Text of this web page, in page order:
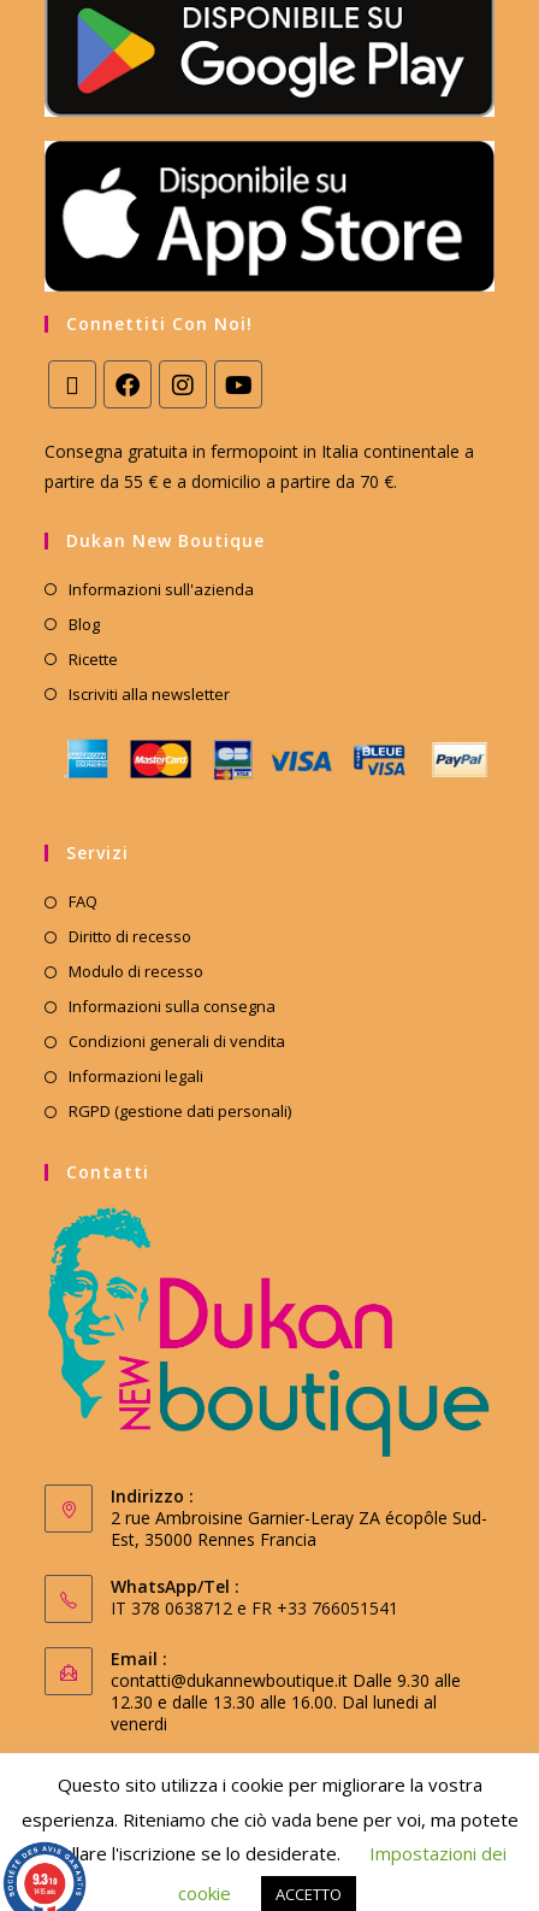
Connettiti Con Noi!
Consegna gratuita in fermopoint in Italia continentale a
partire da 55 € e a domicilio a partire da 70 €.
Dukan New Boutique
Informazioni sull'azienda
Blog
Ricette
Iscriviti alla newsletter
Servizi
FAQ
Diritto di recesso
Modulo di recesso
Informazioni sulla consegna
Condizioni generali di vendita
Informazioni legali
RGPD (gestione dati personali)
Contatti
Indirizzo :
2 rue Ambroisine Garnier-Leray ZA écopôle Sud-
Est, 35000 Rennes Francia
WhatsApp/Tel :
IT 378 0638712 e FR +33 766051541
Email :
contatti@dukannewboutique.it Dalle 9.30 alle
12.30 e dalle 13.30 alle 16.00. Dal lunedi al
venerdi
Questo sito utilizza i cookie per migliorare la vostra
esperienza. Riteniamo che ciò vada bene per voi, ma potete
annullare l'iscrizione se lo desiderate.
Impostazioni dei
cookie
ACCETTO
Utilizza il codice promozionale newsletter per
ottenere uno sconto del 10%.
Ignora
9.3/10
1415 avis